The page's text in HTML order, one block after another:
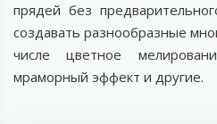
прядей без
создавать разнообразные
числе цветное
мраморный эффект и другие.